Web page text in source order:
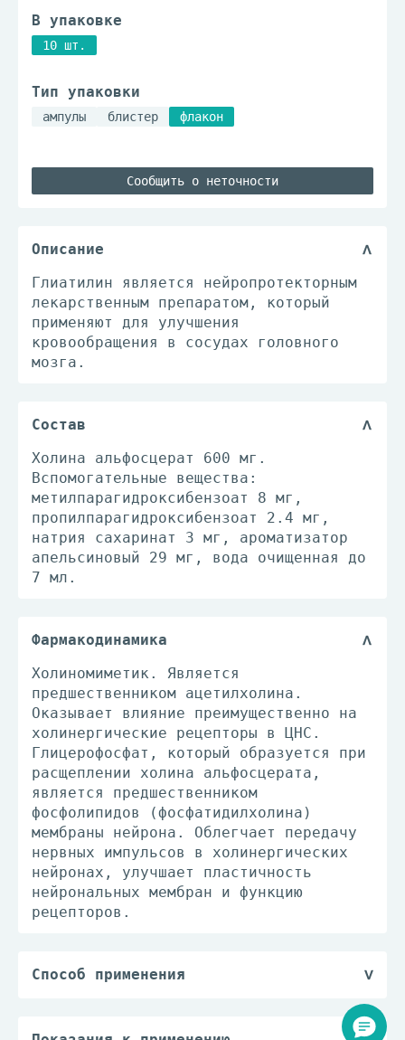
В упаковке
10 шт.
Тип упаковки
ампулы блистер флакон
Сообщить о неточности
Описание
Глиатилин является нейропротекторным
лекарственным препаратом, который
применяют для улучшения
кровообращения в сосудах головного
мозга.
Состав
Холина альфосцерат 600 мг.
Вспомогательные вещества:
метилпарагидроксибензоат 8 мг,
пропилпарагидроксибензоат 2.4 мг,
натрия сахаринат 3 мг, ароматизатор
апельсиновый 29 мг, вода очищенная до
7 мл.
Фармакодинамика
Холиномиметик. Является
предшественником ацетилхолина.
Оказывает влияние преимущественно на
холинергические рецепторы в ЦНС.
Глицерофосфат, который образуется при
расщеплении холина альфосцерата,
является предшественником
фосфолипидов (фосфатидилхолина)
мембраны нейрона. Облегчает передачу
нервных импульсов в холинергических
нейронах, улучшает пластичность
нейрональных мембран и функцию
рецепторов.
Способ применения
сут.